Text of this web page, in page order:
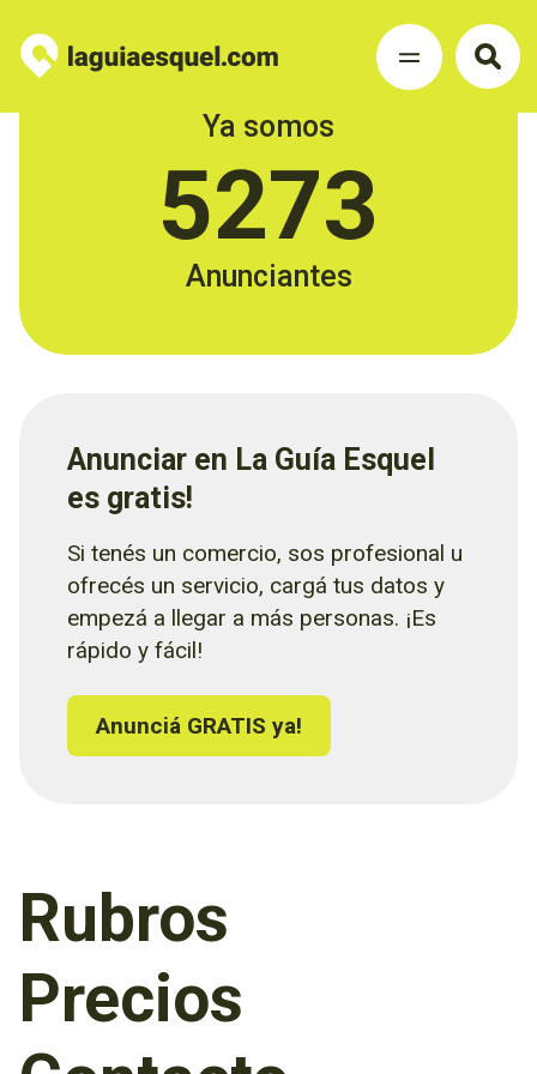
Ya somos
5273
Anunciantes
Anunciar en La Guía Esquel
es gratis!
Si tenés un comercio, sos profesional u
ofrecés un servicio, cargá tus datos y
empezá a llegar a más personas. ¡Es
rápido y fácil!
Anunciá GRATIS ya!
Rubros
Precios